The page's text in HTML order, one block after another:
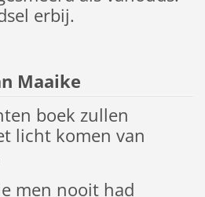
erbij.
Maaike
boek zullen
licht komen van
men nooit had